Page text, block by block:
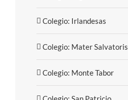
Colegio: Irlandesas
Colegio: Mater Salvatoris
Colegio: Monte Tabor